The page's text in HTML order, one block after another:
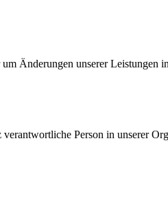
Änderungen unserer Leistungen
Person in unserer